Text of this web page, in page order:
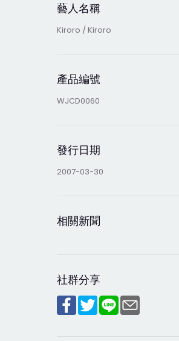
藝人名稱
Kiroro / Kiroro
產品編號
WJCD0060
發行日期
2007-03-30
相關新聞
社群分享